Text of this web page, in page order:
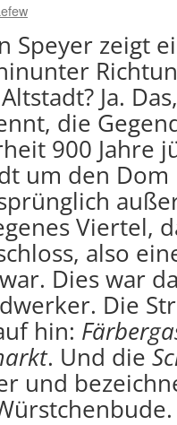
Speyer zeigt
Ja.
die
900 Jahre
um den
Viertel,
also
Dies war
Die
hin:
. Und die
und